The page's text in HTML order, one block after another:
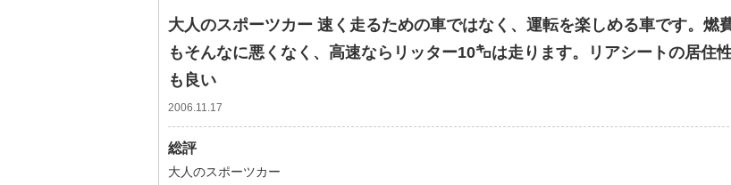
大人のスポーツカー 速く走るための車ではなく、運転を楽しめる車です。燃
もそんなに悪くなく、高速ならリッター10㌔は走ります。リアシートの居住
も良い
2006.11.17
総評
大人のスポーツカー